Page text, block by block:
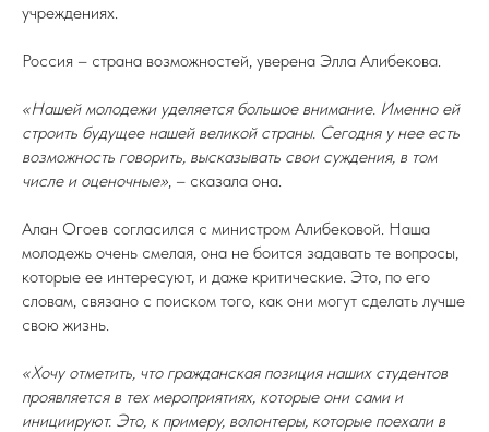
учреждениях.
Россия – страна возможностей, уверена Элла Алибекова.
«Нашей молодежи уделяется большое внимание. Именно ей
строить будущее нашей великой страны. Сегодня у нее есть
возможность говорить, высказывать свои суждения, в том
числе и оценочные», – сказала она.
Алан Огоев согласился с министром Алибековой. Наша
молодежь очень смелая, она не боится задавать те вопросы,
которые ее интересуют, и даже критические. Это, по его
словам, связано с поиском того, как они могут сделать лучше
свою жизнь.
«Хочу отметить, что гражданская позиция наших студентов
проявляется в тех мероприятиях, которые они сами и
инициируют. Это, к примеру, волонтеры, которые поехали в